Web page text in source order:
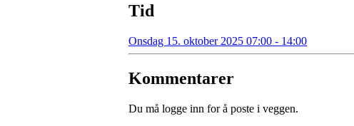
Tid
Onsdag 15. oktober 2025 07:00 - 14:00
Kommentarer
Du må logge inn for å poste i veggen.